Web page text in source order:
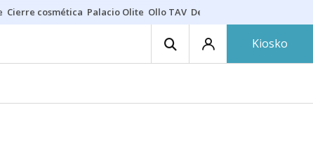
Cierre cosmética Palacio Olite Ollo TAV Derrama vecinos
Kiosko